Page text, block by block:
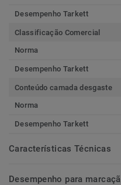
Desempenho Tarkett
Classificação Comercial
Norma
Desempenho Tarkett
Conteúdo camada desgaste
Norma
Desempenho Tarkett
Características Técnicas
Desempenho para